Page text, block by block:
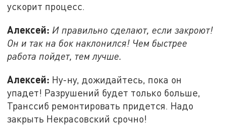
ускорит процесс.
Алексей: И правильно сделают, если закроют!
Он и так на бок наклонился! Чем быстрее
работа пойдет, тем лучше.
Алексей: Ну-ну, дожидайтесь, пока он
упадет! Разрушений будет только больше,
Транссиб ремонтировать придется. Надо
закрыть Некрасовский срочно!